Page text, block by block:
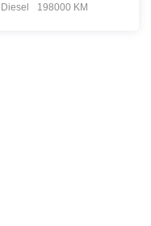
Diesel
198000 KM